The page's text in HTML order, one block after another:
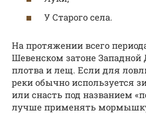
У Старого села.
На протяжении всего
Шевенском затоне
плотва и лещ. Если для
реки обычно используется
или снасть под названием
лучше применять